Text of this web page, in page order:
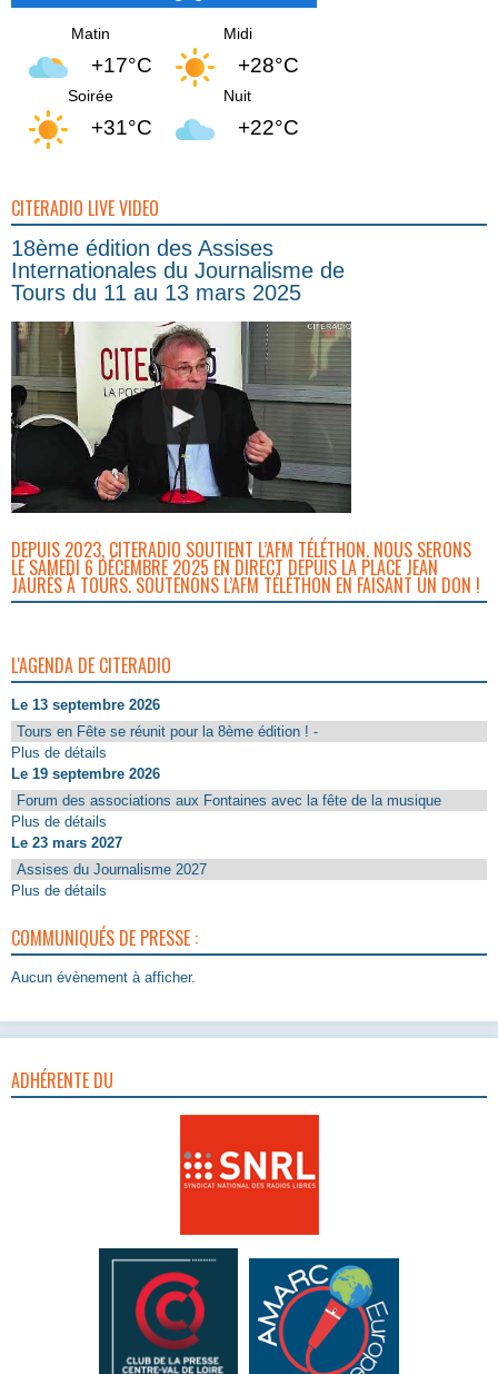
Matin
+17°C
Midi
+28°C
Soirée
+31°C
Nuit
+22°C
CITERADIO LIVE VIDEO
18ème édition des Assises
Internationales du Journalisme de
Tours du 11 au 13 mars 2025
DEPUIS 2023, CITERADIO SOUTIENT L’AFM TÉLÉTHON. NOUS SERONS
LE SAMEDI 6 DÉCEMBRE 2025 EN DIRECT DEPUIS LA PLACE JEAN
JAURÈS À TOURS. SOUTENONS L’AFM TÉLÉTHON EN FAISANT UN DON !
L'AGENDA DE CITERADIO
Le 13 septembre 2026
Tours en Fête se réunit pour la 8ème édition ! -
Plus de détails
Le 19 septembre 2026
Forum des associations aux Fontaines avec la fête de la musique
Plus de détails
Le 23 mars 2027
Assises du Journalisme 2027
Plus de détails
COMMUNIQUÉS DE PRESSE :
Aucun évènement à afficher.
ADHÉRENTE DU